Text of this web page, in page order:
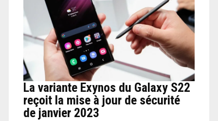
La variante Exynos du Galaxy S22
reçoit la mise à jour de sécurité
de janvier 2023